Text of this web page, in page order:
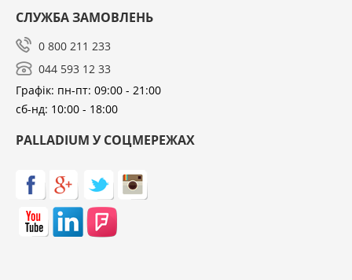
високоякісного пластику, насадка виготовлена ​​з
міцного металу, не вимагає особливого догляду,
легко очищення. Оснащений зручною кнопкою
включення та вибору робочої швидкості. Відмінно
подрібнить будь-які продукти і досягне ідеальної
текстури.
СЛУЖБА ЗАМОВЛЕНЬ
0 800 211 233
044 593 12 33
Графік: пн-пт: 09:00 - 21:00
сб-нд: 10:00 - 18:00
PALLADIUM У СОЦМЕРЕЖАХ